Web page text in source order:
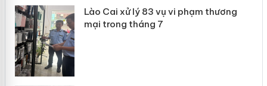
Lào Cai xử lý 83 vụ vi phạm thương
mại trong tháng 7